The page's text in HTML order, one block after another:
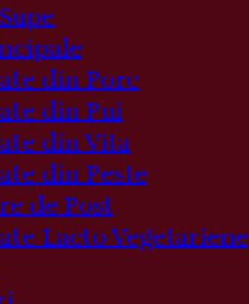
din Porc
din Pui
din Vita
din Peste
de Post
Lacto Vegetariene